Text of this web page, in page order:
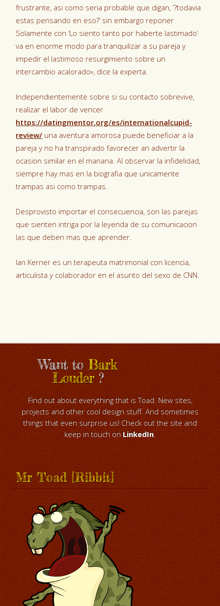
frustrante, asi­ como seri­a probable que digan, ‘?todavia
estas pensando en eso?’ sin embargo reponer
Solamente con ‘Lo siento tanto por haberte lastimado’
va en enorme modo para tranquilizar a su pareja y
impedir el lastimoso resurgimiento sobre un
intercambio acalorado», dice la experta.
Independientemente sobre si su contacto sobrevive,
realizar el labor de vencer
https://datingmentor.org/es/internationalcupid-
review/ una aventura amorosa puede beneficiar a la
pareja y no ha transpirado favorecer an advertir la
ocasion similar en el manana. Al observar la infidelidad,
siempre hay mas en la biografia que unicamente
trampas asi­ como trampas.
Desprovisto importar el consecuencia, son las parejas
que sienten intriga por la leyenda de su comunicacion
las que deben mas que aprender.
Ian Kerner es un terapeuta matrimonial con licencia,
articulista y colaborador en el asunto del sexo de CNN.
Want toBark
Louder?
Find out about everything that is Toad. New sites,
projects and other cool design stuff. And sometimes
things that even surprise us! Check out the site and
keep in touch on LinkedIn.
Mr Toad [Ribbit]